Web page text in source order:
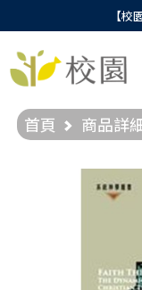
【
首頁 商品詳